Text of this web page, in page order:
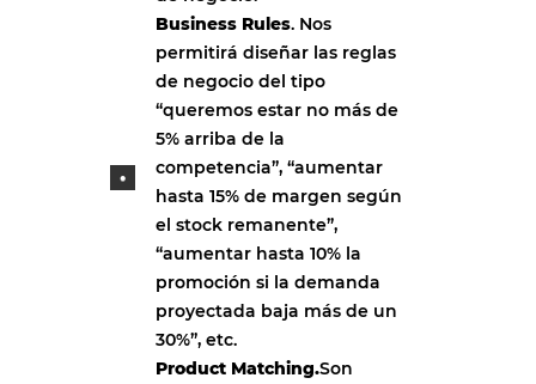
Business Rules. Nos
permitirá diseñar las reglas
de negocio del tipo
“queremos estar no más de
5% arriba de la
competencia”, “aumentar
hasta 15% de margen según
el stock remanente”,
“aumentar hasta 10% la
promoción si la demanda
proyectada baja más de un
30%”, etc.
Product Matching.Son